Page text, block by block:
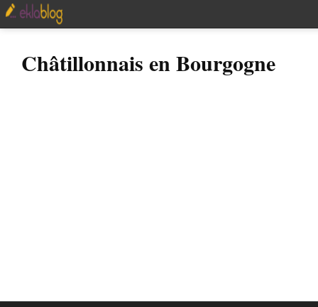
Châtillonnais en Bourgogne